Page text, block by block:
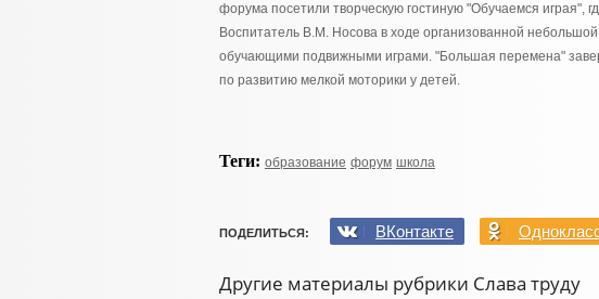
форума посетили творческую гостиную "Обучаемся играя",
Воспитатель В.М. Носова в ходе организованной
обучающими подвижными играми. "Большая перемена"
по развитию мелкой моторики у детей.
Теги: образование форум школа
ПОДЕЛИТЬСЯ: ВКонтакте
Другие материалы рубрики Слава труду